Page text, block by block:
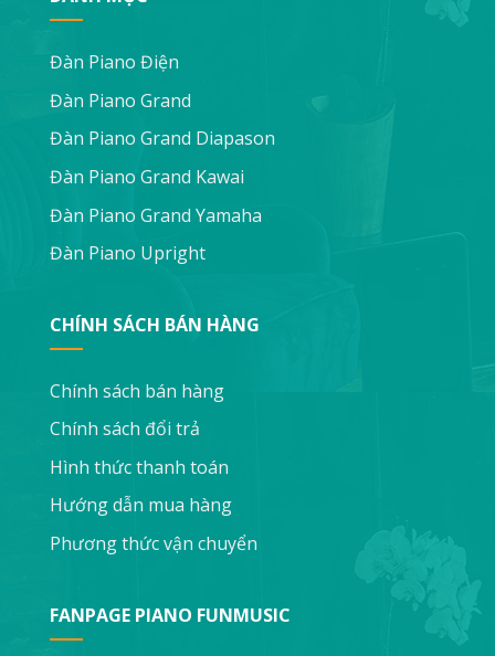
Đàn Piano Điện
Đàn Piano Grand
Đàn Piano Grand Diapason
Đàn Piano Grand Kawai
Đàn Piano Grand Yamaha
Đàn Piano Upright
CHÍNH SÁCH BÁN HÀNG
Chính sách bán hàng
Chính sách đổi trả
Hình thức thanh toán
Hướng dẫn mua hàng
Phương thức vận chuyển
FANPAGE PIANO FUNMUSIC